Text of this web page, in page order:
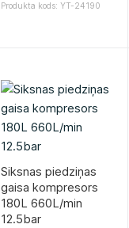
Produkta kods: YT-24190
Siksnas piedziņas
gaisa kompresors
180L 660L/min
12.5bar